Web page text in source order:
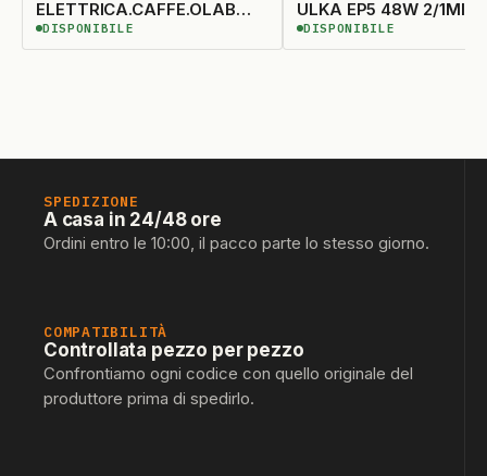
ELETTRICA.CAFFE.OLAB
48W 15 BAR 2/1MIN
ATT/PLASTICA
DISPONIBILE
DISPONIBILE
ULKA EP5 48W 2/1MIN
DISPONIBILE
DISPONIBILE
SPEDIZIONE
A casa in 24/48 ore
Ordini entro le 10:00, il pacco parte lo stesso giorno.
COMPATIBILITÀ
Controllata pezzo per pezzo
Confrontiamo ogni codice con quello originale del
produttore prima di spedirlo.